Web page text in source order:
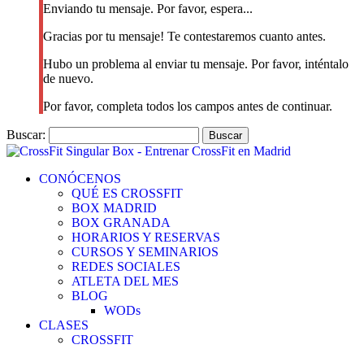
Enviando tu mensaje. Por favor, espera...
Gracias por tu mensaje! Te contestaremos cuanto antes.
Hubo un problema al enviar tu mensaje. Por favor, inténtalo
de nuevo.
Por favor, completa todos los campos antes de continuar.
Buscar:
CONÓCENOS
QUÉ ES CROSSFIT
BOX MADRID
BOX GRANADA
HORARIOS Y RESERVAS
CURSOS Y SEMINARIOS
REDES SOCIALES
ATLETA DEL MES
BLOG
WODs
CLASES
CROSSFIT